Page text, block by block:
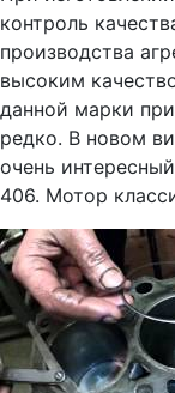
контроль
производства
высоким
данной марки
редко. В новом
очень
406. Мотор